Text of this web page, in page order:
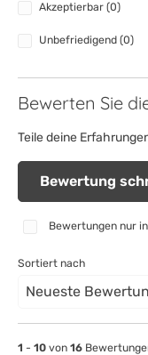
Akzeptierbar (0)
Unbefriedigend (0)
Bewerten Sie
Teile deine
Bewertung
Bewertungen nur
Sortiert nach
1 - 10 von 16